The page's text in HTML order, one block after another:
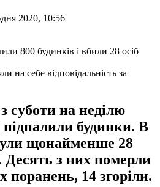
2020, 10:56
на себе відповідальність за
суботи на неділю
підпалили будинки. В
щонайменше 28
з них померли
поранень, 14 згоріли.